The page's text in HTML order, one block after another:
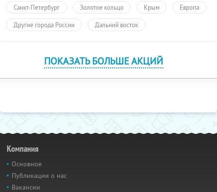
Санкт-Петербург Золотое кольцо Крым Европа
Другие города России Дальний восток
ПОКАЗАТЬ БОЛЬШЕ АКЦИЙ
Компания
Основное
Публикации о нас
Вакансии